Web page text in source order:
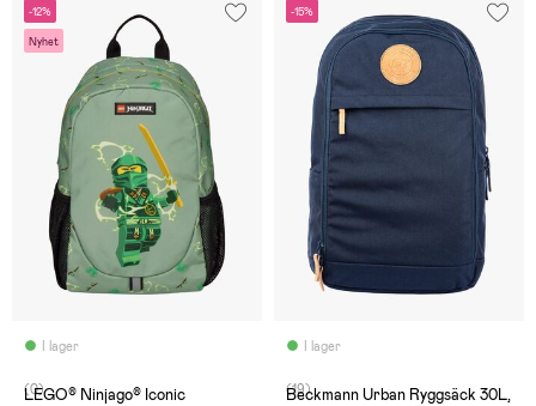
-12%
Nyhet
I lager
(0)
LEGO® Ninjago® Iconic
-15%
I lager
(19)
Beckmann Urban Ryggsäck 30L,